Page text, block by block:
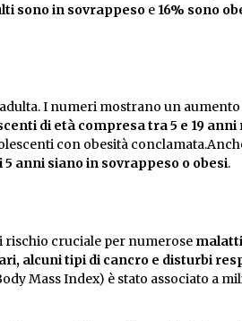
sono in sovrappeso e 16% sono
I numeri mostrano un aumento
di età compresa tra 5 e 19
con obesità
anni siano in sovrappeso o obesi.
rischio cruciale per numerose
alcuni tipi di cancro e disturbi
Mass Index) è stato associato a